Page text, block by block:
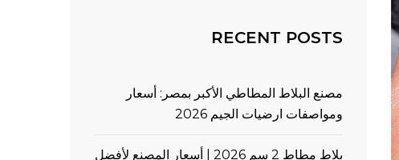
RECENT POSTS
مصنع البلاط المطاطي الأكبر بمصر: أسعار
ومواصفات ارضيات الجيم 2026
بلاط مطاط 2 سم 2026 | أسعار المصنع لأفضل